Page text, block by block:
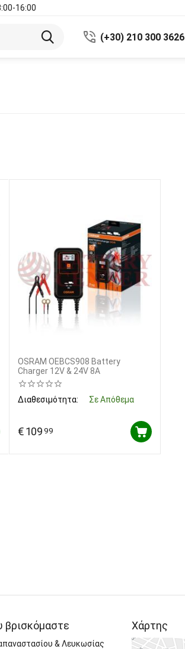
16:00
(+30) 210 300 3626
OSRAM OEBCS908 Battery
Charger 12V & 24V 8A
Διαθεσιμότητα: Σε Απόθεμα
€109 99
βρισκόμαστε
& Λευκωσίας
Χάρτης